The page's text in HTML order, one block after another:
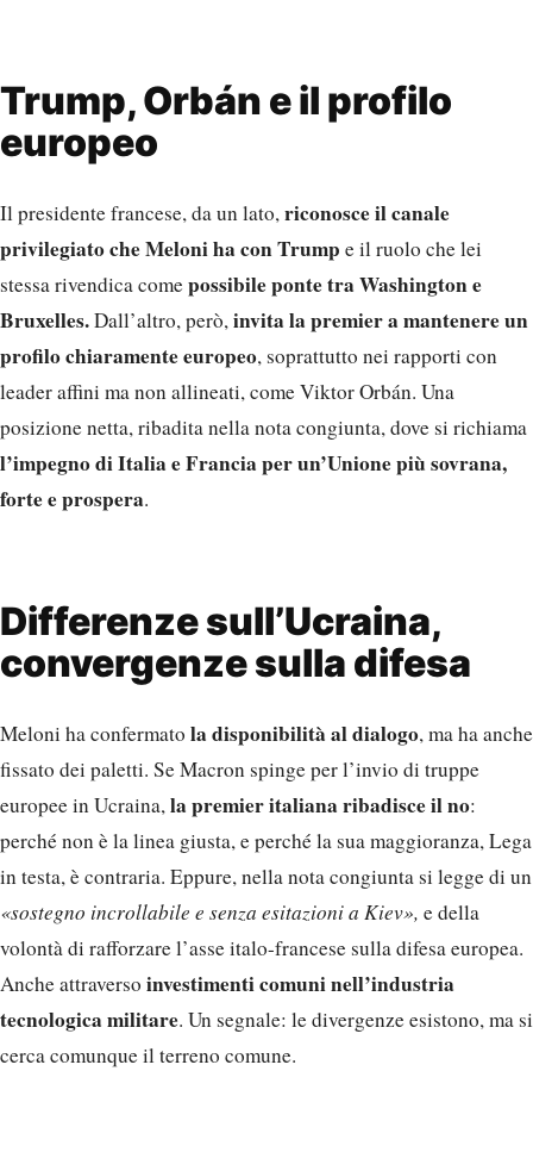
Trump, Orbán e il profilo
europeo
Il presidente francese, da un lato,riconosce il canale
privilegiato che Meloni ha con Trump e il ruolo che lei
stessa rivendica comepossibile ponte tra Washington e
Bruxelles.Dall’altro, però,invita la premier a mantenere un
profilo chiaramente europeo, soprattutto nei rapporti con
leader affini ma non allineati, come Viktor Orbán. Una
posizione netta, ribadita nella nota congiunta, dove si richiama
l’impegno di Italia e Francia per un’Unione più sovrana,
forte e prospera.
Differenze sull’Ucraina,
convergenze sulla difesa
Meloni ha confermato la disponibilità al dialogo, ma ha anche
fissato dei paletti. Se Macron spinge per l’invio di truppe
europee in Ucraina, la premier italiana ribadisce il no:
perché non è la linea giusta, e perché la sua maggioranza, Lega
in testa, è contraria. Eppure, nella nota congiunta si legge di un
«sostegno incrollabile e senza esitazioni a Kiev», e della
volontà di rafforzare l’asse italo-francese sulla difesa europea.
Anche attraverso investimenti comuni nell’industria
tecnologica militare. Un segnale: le divergenze esistono, ma si
cerca comunque il terreno comune.